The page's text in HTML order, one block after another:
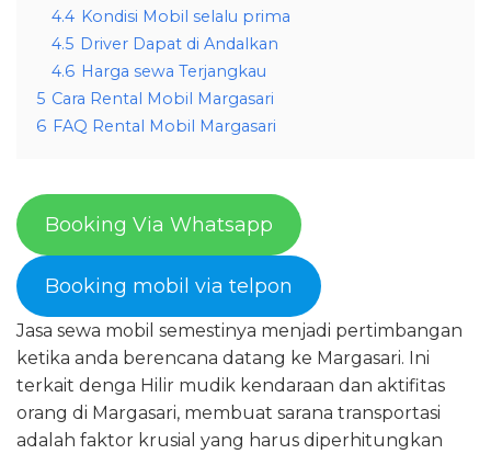
4.4 Kondisi Mobil selalu prima
4.5 Driver Dapat di Andalkan
4.6 Harga sewa Terjangkau
5 Cara Rental Mobil Margasari
6 FAQ Rental Mobil Margasari
Booking Via Whatsapp
Booking mobil via telpon
Jasa sewa mobil semestinya menjadi pertimbangan
ketika anda berencana datang ke Margasari. Ini
terkait denga Hilir mudik kendaraan dan aktifitas
orang di Margasari, membuat sarana transportasi
adalah faktor krusial yang harus diperhitungkan